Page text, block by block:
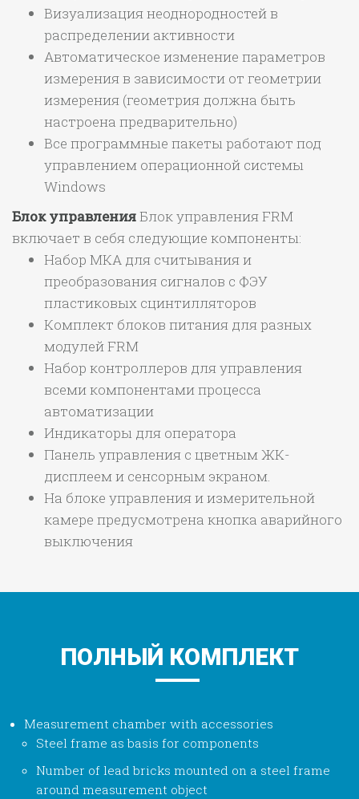
Визуализация неоднородностей в
распределении активности
Автоматическое изменение параметров
измерения в зависимости от геометрии
измерения (геометрия должна быть
настроена предварительно)
Все программные пакеты работают под
управлением операционной системы
Windows
Блок управленияБлок управления FRM
включает в себя следующие компоненты:
Набор MКA для считывания и
преобразования сигналов с ФЭУ
пластиковых сцинтилляторов
Комплект блоков питания для разных
модулей FRM
Набор контроллеров для управления
всеми компонентами процесса
автоматизации
Индикаторы для оператора
Панель управления с цветным ЖК-
дисплеем и сенсорным экраном.
На блоке управления и измерительной
камере предусмотрена кнопка аварийного
выключения
ПОЛНЫЙ КОМПЛЕКТ
Measurement chamber with accessories
Steel frame as basis for components
Number of lead bricks mounted on a steel frame
around measurement object